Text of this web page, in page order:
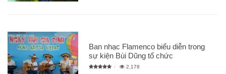
Ban nhạc Flamenco biểu diễn trong
sự kiện Bùi Dũng tổ chức
2,178